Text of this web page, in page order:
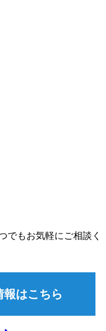
でもお気軽にご相談く
報はこちら